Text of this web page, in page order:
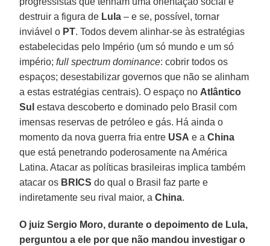
destruir a figura de Lula – e se, possível, tornar
inviável o PT. Todos devem alinhar-se às estratégias
estabelecidas pelo Império (um só mundo e um só
império;full spectrum dominance: cobrir todos os
espaços; desestabilizar governos que não se alinham
a estas estratégias centrais). O espaço no Atlântico
Sul estava descoberto e dominado pelo Brasil com
imensas reservas de petróleo e gás. Há ainda o
momento da nova guerra fria entre USA e aChina
que está penetrando poderosamente na América
Latina. Atacar as políticas brasileiras implica também
atacar os BRICS do qual o Brasil faz parte e
indiretamente seu rival maior, aChina.
O juiz Sergio Moro, durante o depoimento de Lula,
perguntou a ele por que não mandou investigar o